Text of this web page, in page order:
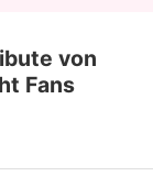
von
Fans